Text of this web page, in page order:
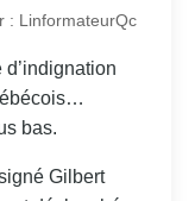
: LinformateurQc
bas.
Gilbert